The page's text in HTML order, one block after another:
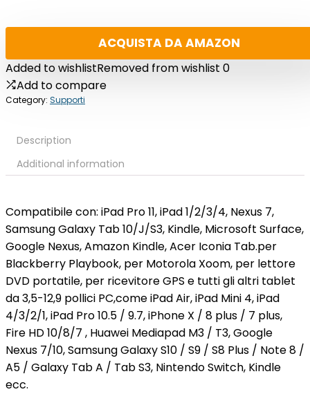
ACQUISTA DA AMAZON
Added to wishlistRemoved from wishlist 0
Add to compare
Category: Supporti
Description
Additional information
Compatibile con: iPad Pro 11, iPad 1/2/3/4, Nexus 7,
Samsung Galaxy Tab 10/J/S3, Kindle, Microsoft Surface,
Google Nexus, Amazon Kindle, Acer Iconia Tab.per
Blackberry Playbook, per Motorola Xoom, per lettore
DVD portatile, per ricevitore GPS e tutti gli altri tablet
da 3,5-12,9 pollici PC,come iPad Air, iPad Mini 4, iPad
4/3/2/1, iPad Pro 10.5 / 9.7, iPhone X / 8 plus / 7 plus,
Fire HD 10/8/7 , Huawei Mediapad M3 / T3, Google
Nexus 7/10, Samsung Galaxy S10 / S9 / S8 Plus / Note 8 /
A5 / Galaxy Tab A / Tab S3, Nintendo Switch, Kindle
ecc.